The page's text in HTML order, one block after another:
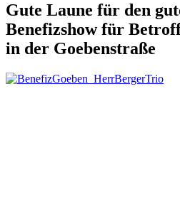
Gute Laune für den
Benefizshow für
in der Goebenstraße